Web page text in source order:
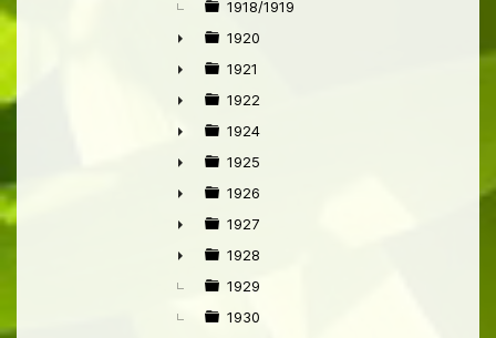
1918/1919
►
1920
►
1921
►
1922
►
1924
►
1925
►
1926
►
1927
►
1928
1929
1930